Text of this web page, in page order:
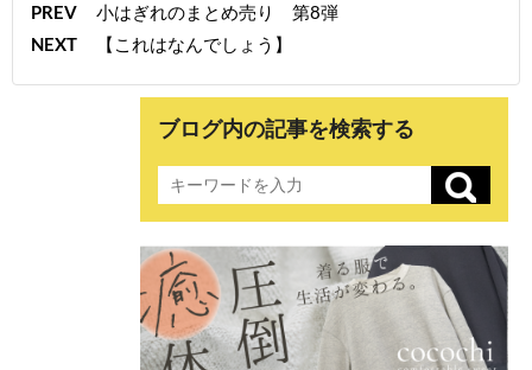
PREV
小はぎれのまとめ売り 第8弾
NEXT
【これはなんでしょう】
ブログ内の記事を検索する